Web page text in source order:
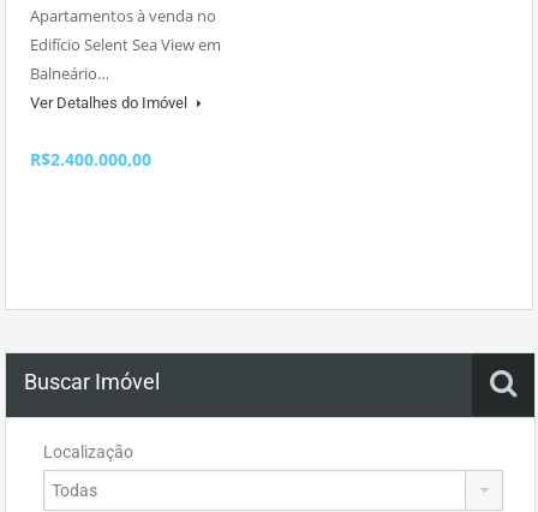
Apartamentos à venda no
Edifício Selent Sea View em
Balneário…
Ver Detalhes do Imóvel
R$2.400.000,00
Buscar Imóvel
Localização